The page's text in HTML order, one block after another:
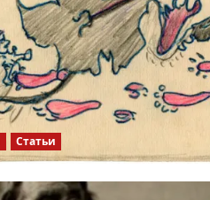
Статьи